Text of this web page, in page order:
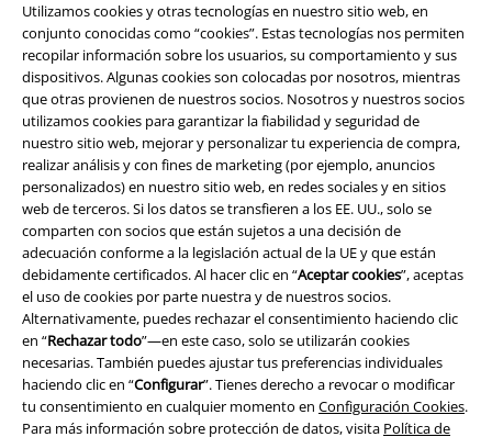
Utilizamos cookies y otras tecnologías en nuestro sitio web, en
conjunto conocidas como “cookies”. Estas tecnologías nos permiten
recopilar información sobre los usuarios, su comportamiento y sus
dispositivos. Algunas cookies son colocadas por nosotros, mientras
que otras provienen de nuestros socios. Nosotros y nuestros socios
utilizamos cookies para garantizar la fiabilidad y seguridad de
nuestro sitio web, mejorar y personalizar tu experiencia de compra,
realizar análisis y con fines de marketing (por ejemplo, anuncios
personalizados) en nuestro sitio web, en redes sociales y en sitios
web de terceros. Si los datos se transfieren a los EE. UU., solo se
comparten con socios que están sujetos a una decisión de
adecuación conforme a la legislación actual de la UE y que están
debidamente certificados. Al hacer clic en “Aceptar cookies”, aceptas
el uso de cookies por parte nuestra y de nuestros socios.
Alternativamente, puedes rechazar el consentimiento haciendo clic
en “Rechazar todo”—en este caso, solo se utilizarán cookies
necesarias. También puedes ajustar tus preferencias individuales
haciendo clic en “Configurar”. Tienes derecho a revocar o modificar
tu consentimiento en cualquier momento en Configuración Cookies.
Para más información sobre protección de datos, visita Política de
Legal
Términos y Condiciones
Aviso Legal
Ley protección de datos
Eliminación de residuos y protección del medioambiente